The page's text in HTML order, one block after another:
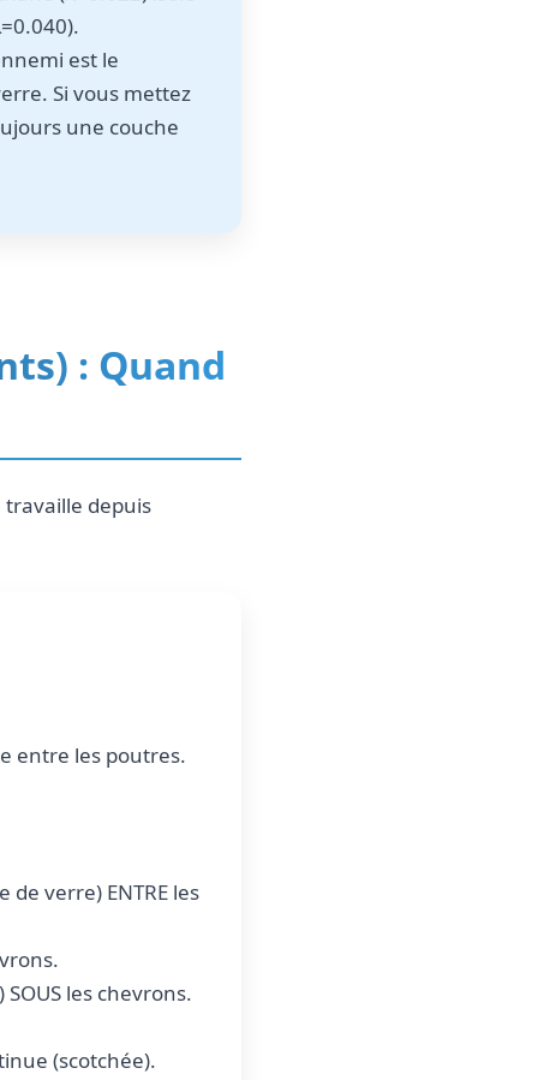
est le
Si vous mettez
une couche
: Quand
travaille depuis
entre les poutres.
verre) ENTRE les
les chevrons.
(scotchée).